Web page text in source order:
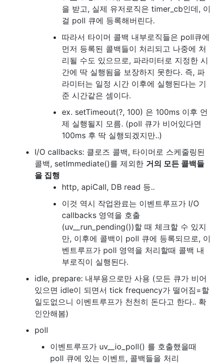
을 받고, 실제 유저로직은 timer_cb인데, 이
걸 poll 큐에 등록해버린다.
따라서 타이머 콜백 내부로직들은 poll큐에
먼저 등록된 콜백들이 처리되고 나중에 처
리될 수도 있으므로, 파라미터로 지정한 시
간에 딱 실행됨을 보장하지 못한다. 즉, 파
라미터는 일정 시간 이후에 실행된다는 기
준 시간같은 셈이다.
ex. setTimeout(?, 100) 은 100ms 이후 언
제 실행될지 모름. (poll 큐가 비어있다면
100ms 후 딱 실행되겠지만..)
I/O callbacks: 클로즈 콜백, 타이머로 스케줄링된
콜백, setImmediate()를 제외한 거의 모든 콜백들
을 집행
http, apiCall, DB read 등..
이것 역시 작업완료는 이벤트루프가 I/O
callbacks 영역을 호출
(uv__run_pending())할 때 체크할 수 있지
만, 이후에 콜백이 poll 큐에 등록되므로, 이
벤트루프가 poll 영역을 처리할때 콜백 내
부로직이 실행된다.
idle, prepare: 내부용으로만 사용 (모든 큐가 비어
있으면 idle이 되면서 tick frequency가 떨어짐=할
일도없으니 이벤트루프가 천천히 돈다고 한다.. 확
인안해봄)
poll
이벤트루프가 uv__io_poll() 를 호출했을때
poll 큐에 있는 이벤트, 콜백들을 처리